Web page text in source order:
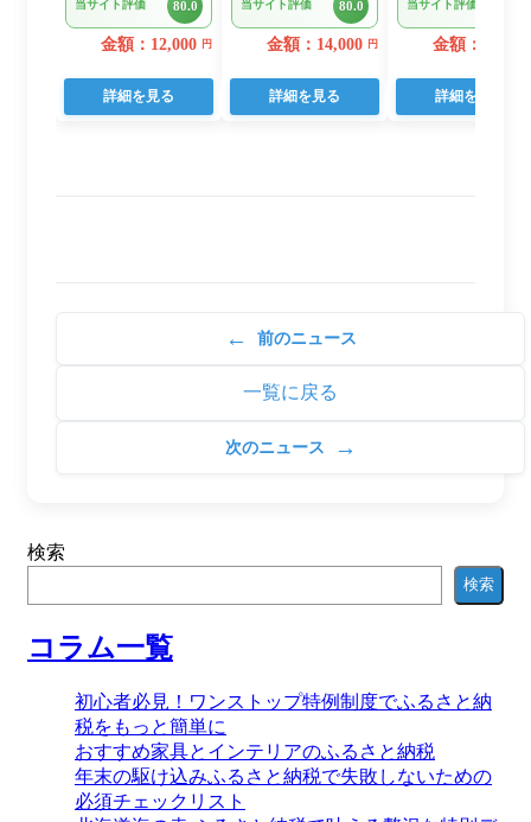
22個入り
当サイト評価 80.0
金額：12,000 円
詳細を見る
日用品 人気
当サイト評価 80.0
金額：14,000 円
詳細を見る
(a10-875202606)
当サイト評価
金額：11,000
詳細を見る
← 前のニュース
一覧に戻る
次のニュース →
検索
検索
コラム一覧
初心者必見！ワンストップ特例制度でふるさと納
税をもっと簡単に
おすすめ家具とインテリアのふるさと納税
年末の駆け込みふるさと納税で失敗しないための
必須チェックリスト